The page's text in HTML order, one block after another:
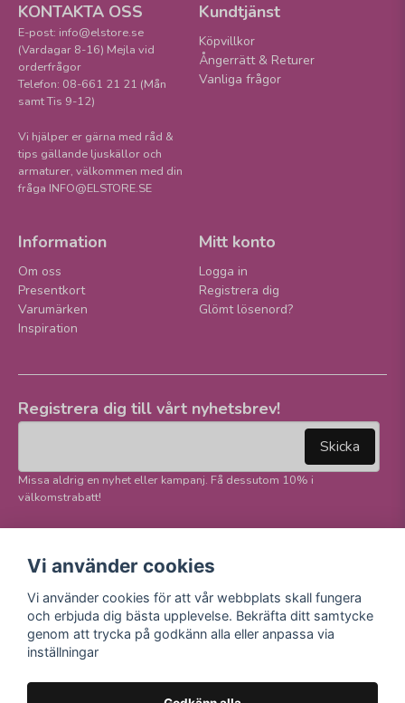
KONTAKTA OSS
E-post: info@elstore.se
(Vardagar 8-16) Mejla vid
orderfrågor
Telefon: 08-661 21 21 (Mån
samt Tis 9-12)
Vi hjälper er gärna med råd &
tips gällande ljuskällor och
armaturer, välkommen med din
fråga INFO@ELSTORE.SE
Kundtjänst
Köpvillkor
Ångerrätt & Returer
Vanliga frågor
Information
Om oss
Presentkort
Varumärken
Inspiration
Mitt konto
Logga in
Registrera dig
Glömt lösenord?
Registrera dig till vårt nyhetsbrev!
Skicka
Missa aldrig en nyhet eller kampanj. Få dessutom 10% i
välkomstrabatt!
sociala medier!
Facebook
Instagram
Youtube
E-handel
Vi använder cookies
Vi använder cookies för att vår webbplats skall fungera
och erbjuda dig bästa upplevelse. Bekräfta ditt samtycke
genom att trycka på godkänn alla eller anpassa via
inställningar